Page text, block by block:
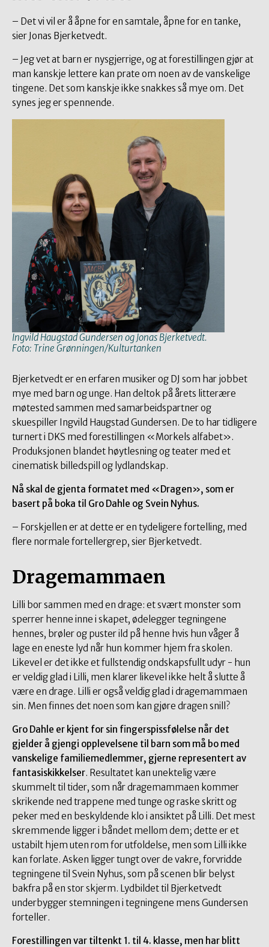
– Det vi vil er å åpne for en samtale, åpne for en tanke,
sier Jonas Bjerketvedt.
– Jeg vet at barn er nysgjerrige, og at forestillingen gjør at
man kanskje lettere kan prate om noen av de vanskelige
tingene. Det som kanskje ikke snakkes så mye om. Det
synes jeg er spennende.
Ingvild Haugstad Gundersen og Jonas Bjerketvedt.
Foto: Trine Grønningen/Kulturtanken
Bjerketvedt er en erfaren musiker og DJ som har jobbet
mye med barn og unge. Han deltok på årets litterære
møtested sammen med samarbeidspartner og
skuespiller Ingvild Haugstad Gundersen. De to har tidligere
turnert i DKS med forestillingen «Morkels alfabet».
Produksjonen blandet høytlesning og teater med et
cinematisk billedspill og lydlandskap.
Nå skal de gjenta formatet med «Dragen», som er
basert på boka til Gro Dahle og Svein Nyhus.
– Forskjellen er at dette er en tydeligere fortelling, med
flere normale fortellergrep, sier Bjerketvedt.
Dragemammaen
Lilli bor sammen med en drage: et svært monster som
sperrer henne inne i skapet, ødelegger tegningene
hennes, brøler og puster ild på henne hvis hun våger å
lage en eneste lyd når hun kommer hjem fra skolen.
Likevel er det ikke et fullstendig ondskapsfullt udyr - hun
er veldig glad i Lilli, men klarer likevel ikke helt å slutte å
være en drage. Lilli er også veldig glad i dragemammaen
sin. Men finnes det noen som kan gjøre dragen snill?
Gro Dahle er kjent for sin fingerspissfølelse når det
gjelder å gjengi opplevelsene til barn som må bo med
vanskelige familiemedlemmer, gjerne representert av
fantasiskikkelser. Resultatet kan unektelig være
skummelt til tider, som når dragemammaen kommer
skrikende ned trappene med tunge og raske skritt og
peker med en beskyldende klo i ansiktet på Lilli. Det mest
skremmende ligger i båndet mellom dem; dette er et
ustabilt hjem uten rom for utfoldelse, men som Lilli ikke
kan forlate. Asken ligger tungt over de vakre, forvridde
tegningene til Svein Nyhus, som på scenen blir belyst
bakfra på en stor skjerm. Lydbildet til Bjerketvedt
underbygger stemningen i tegningene mens Gundersen
forteller.
Forestillingen var tiltenkt 1. til 4. klasse, men har blitt